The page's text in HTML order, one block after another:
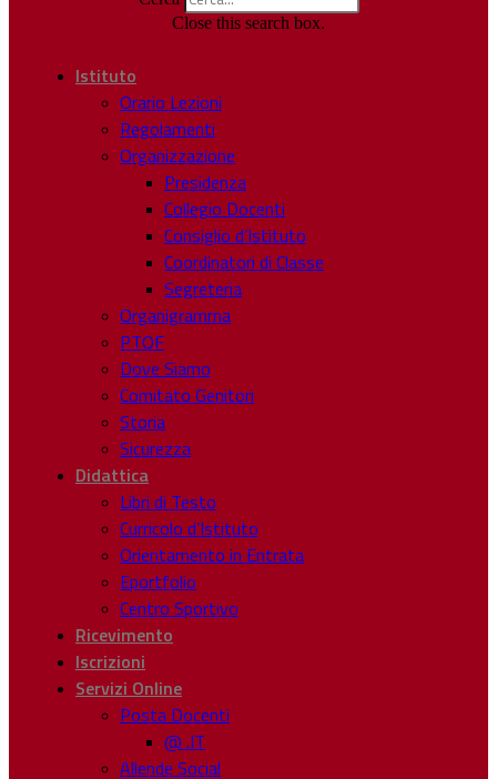
Close this search box.
Istituto
Orario Lezioni
Regolamenti
Organizzazione
Presidenza
Collegio Docenti
Consiglio d’Istituto
Coordinatori di Classe
Segreteria
Organigramma
PTOF
Dove Siamo
Comitato Genitori
Storia
Sicurezza
Didattica
Libri di Testo
Curricolo d’Istituto
Orientamento in Entrata
Eportfolio
Centro Sportivo
Ricevimento
Iscrizioni
Servizi Online
Posta Docenti
@ .IT
Allende Social